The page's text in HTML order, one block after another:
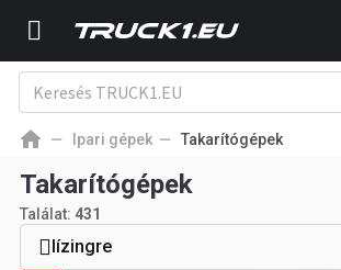
Ipari gépek Takarítógépek
Takarítógépek
Találat: 431
lízingre